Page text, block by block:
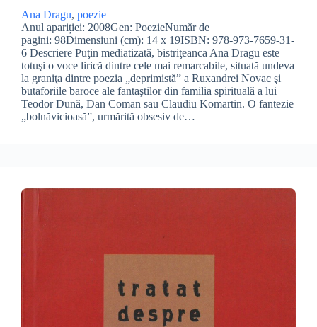
Ana Dragu, poezie
Anul apariției: 2008Gen: PoezieNumăr de
pagini: 98Dimensiuni (cm): 14 x 19ISBN: 978-973-7659-31-
6 Descriere Puţin mediatizată, bistriţeanca Ana Dragu este
totuşi o voce lirică dintre cele mai remarcabile, situată undeva
la graniţa dintre poezia „deprimistă” a Ruxandrei Novac şi
butaforiile baroce ale fantaştilor din familia spirituală a lui
Teodor Dună, Dan Coman sau Claudiu Komartin. O fantezie
„bolnăvicioasă”, urmărită obsesiv de…